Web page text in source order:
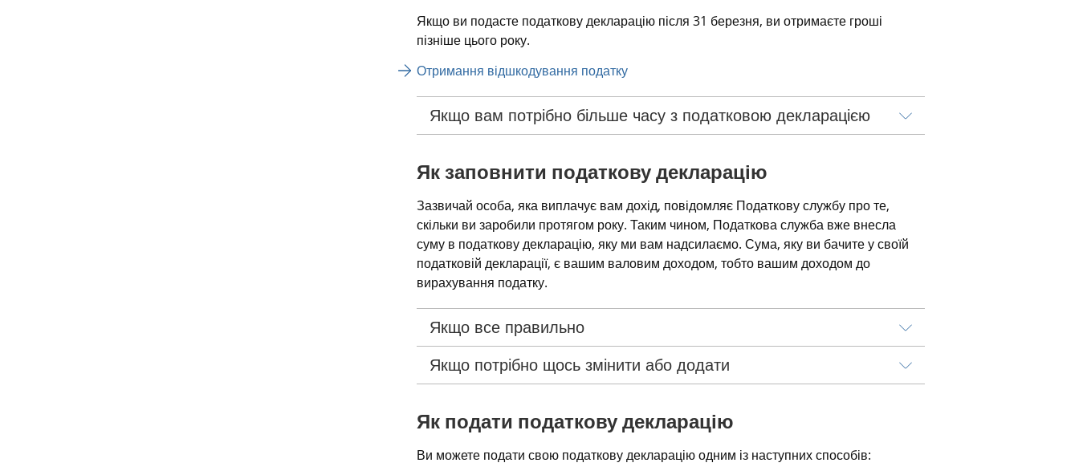
Якщо ви подасте податкову декларацію після 31 березня, ви отримаєте гроші
пізніше цього року.
Отримання відшкодування податку
Якщо вам потрібно більше часу з податковою декларацією
Як заповнити податкову декларацію
Зазвичай особа, яка виплачує вам дохід, повідомляє Податкову службу про те,
скільки ви заробили протягом року. Таким чином, Податкова служба вже внесла
суму в податкову декларацію, яку ми вам надсилаємо. Сума, яку ви бачите у своїй
податковій декларації, є вашим валовим доходом, тобто вашим доходом до
вирахування податку.
Якщо все правильно
Якщо потрібно щось змінити або додати
Як подати податкову декларацію
Ви можете подати свою податкову декларацію одним із наступних способів: